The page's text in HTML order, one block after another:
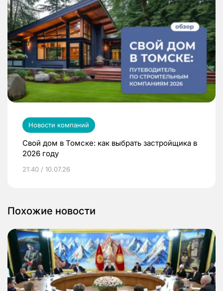
Новости компаний
Свой дом в Томске: как выбрать застройщика в
2026 году
21:40 / 10.07.26
Похожие новости